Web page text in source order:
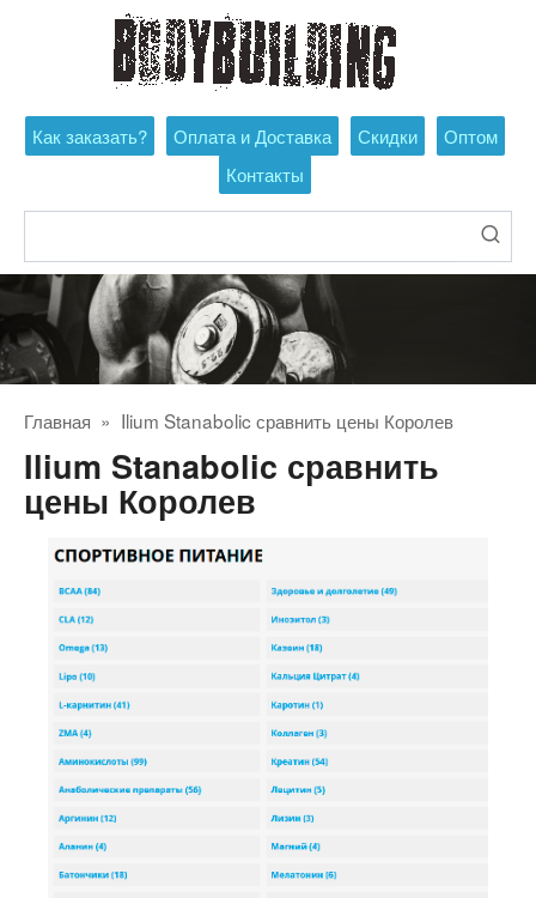
Как заказать? Оплата и Доставка Скидки
Оптом
Контакты
Главная » Ilium Stanabolic сравнить цены Королев
Ilium Stanabolic сравнить
цены Королев